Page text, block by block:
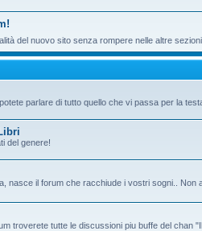
del nuovo sito senza rompere nelle altre
parlare di tutto quello che vi passa per la
del genere!
nasce il forum che racchiude i vostri sogni.. Non
troverete tutte le discussioni piu buffe del chan